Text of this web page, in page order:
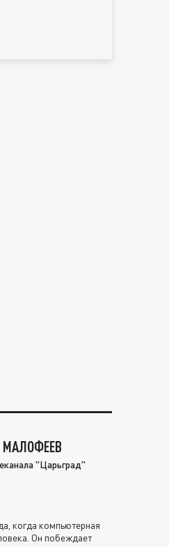
МАЛОФЕЕВ
"Царьград"
когда компьютерная
Он побеждает